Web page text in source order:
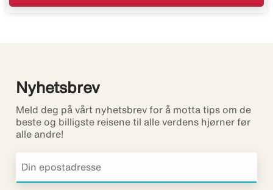
Nyhetsbrev
Meld deg på vårt nyhetsbrev for å motta tips om de
beste og billigste reisene til alle verdens hjørner før
alle andre!